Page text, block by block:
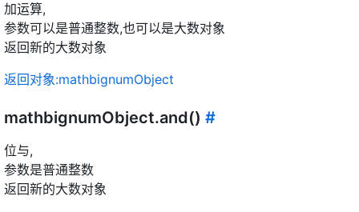
加运算,
参数可以是普通整数,也可以是大数对象
返回新的大数对象
返回对象:mathbignumObject
mathbignumObject.and() #
位与,
参数是普通整数
返回新的大数对象